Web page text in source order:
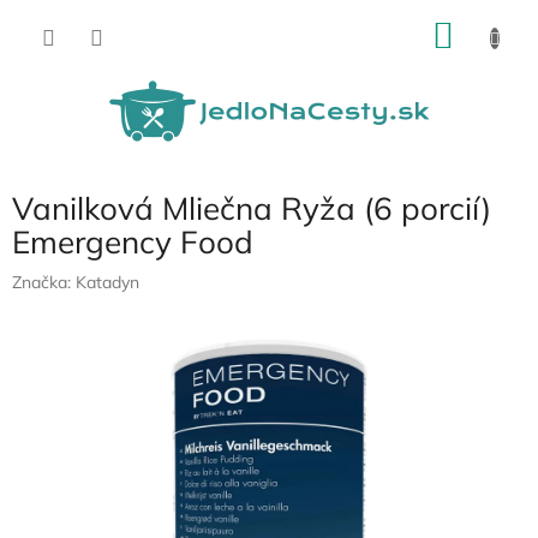
Vanilková Mliečna Ryža (6 porcií)
Emergency Food
Značka: Katadyn